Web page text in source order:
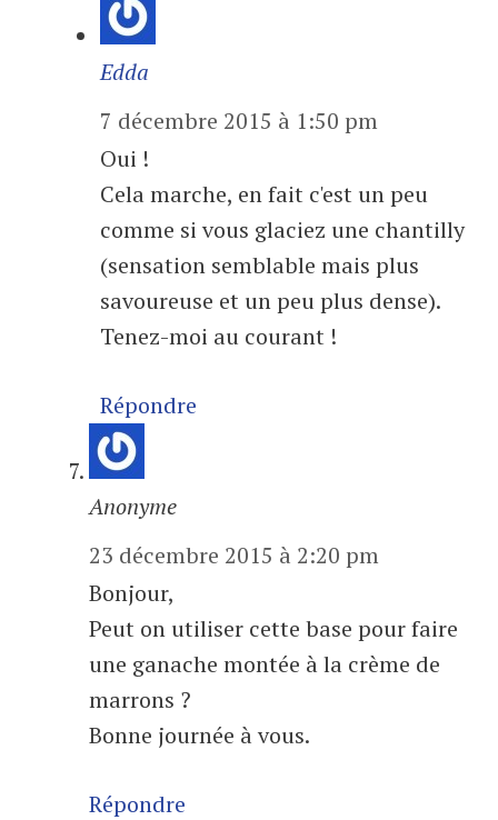
Edda
7 décembre 2015 à 1:50 pm
Oui !
Cela marche, en fait c'est un peu
comme si vous glaciez une chantilly
(sensation semblable mais plus
savoureuse et un peu plus dense).
Tenez-moi au courant !
Répondre
Anonyme
23 décembre 2015 à 2:20 pm
Bonjour,
Peut on utiliser cette base pour faire
une ganache montée à la crème de
marrons ?
Bonne journée à vous.
Répondre